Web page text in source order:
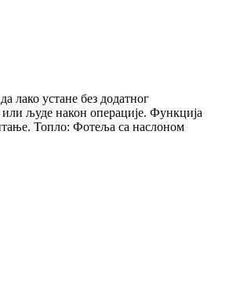
лако устане без додатног
људе након операције. Функција
Топло: Фотеља са наслоном